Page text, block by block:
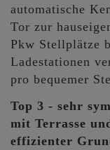
automatische
Tor zur
Pkw Stellplätze
Ladestationen
pro bequemer
Top 3 - sehr
mit Terrasse
effizienter